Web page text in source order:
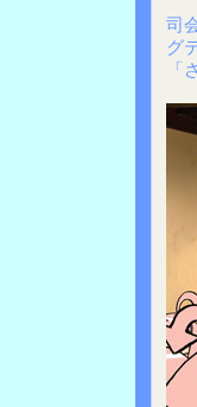
司
グ
「